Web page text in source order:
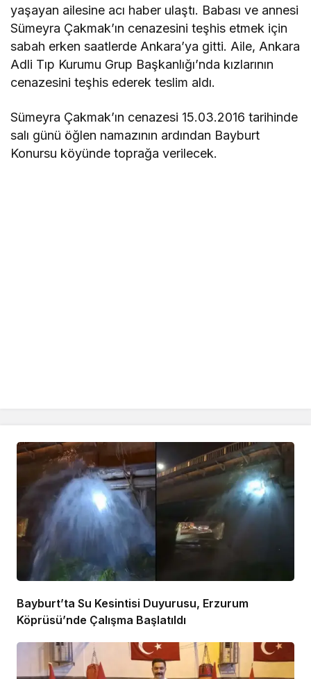
yaşayan ailesine acı haber ulaştı. Babası ve annesi
Sümeyra Çakmak’ın cenazesini teşhis etmek için
sabah erken saatlerde Ankara’ya gitti. Aile, Ankara
Adli Tıp Kurumu Grup Başkanlığı’nda kızlarının
cenazesini teşhis ederek teslim aldı.
Sümeyra Çakmak’ın cenazesi 15.03.2016 tarihinde
salı günü öğlen namazının ardından Bayburt
Konursu köyünde toprağa verilecek.
Bayburt’ta Su Kesintisi Duyurusu, Erzurum
Köprüsü’nde Çalışma Başlatıldı